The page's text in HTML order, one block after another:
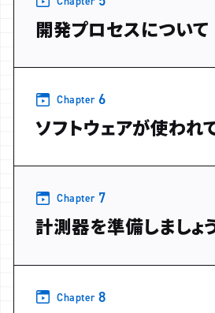
開発プロセスについて
Chapter 6
ソフトウェアが使われ
Chapter 7
計測器を準備しましょ
Chapter 8